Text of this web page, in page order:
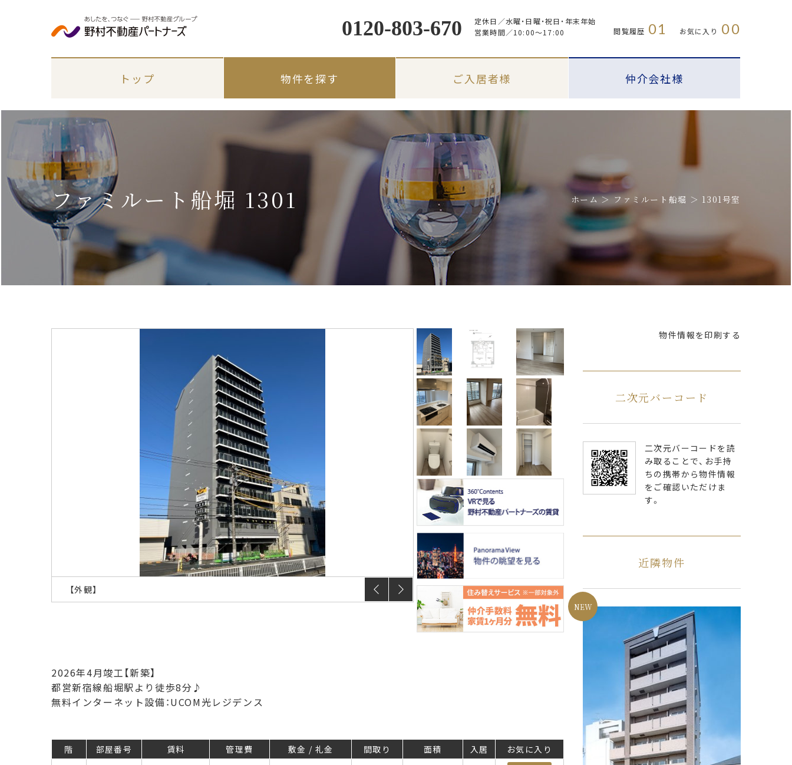
0120-803-670 定休日／水曜・日曜・祝日・年末年始
営業時間／10:00〜17:00 閲覧履歴 01 お気に入り 00
トップ 物件を探す
エリアから探す 路線・駅名から探す 地図から探す プラウドフラット
ご入居者様
各種手続き 入居のしおり 入居者限定サービス FAQ
仲介会社様
ファミルート船堀 1301 ホーム ファミルート船堀 1301号室
【外観】 【間取り】
2026年4月竣工【新築】
都営新宿線船堀駅より徒歩8分♪
無料インターネット設備：UCOM光レジデンス
階 部屋番号 賃料 管理費 敷金 / 礼金 間取り 面積 入居
お気に入り
物件情報を印刷する
二次元バーコード
二次元バーコードを読
み取ることで、お手持
ちの携帯から物件情報
をご確認いただけま
す。
近隣物件